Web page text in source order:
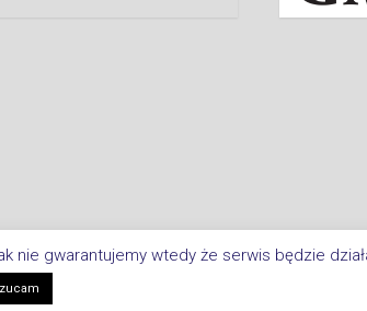
© 2026 Biblioteka Miejska Im. Jana Kasprowicza W
gwarantujemy wtedy że serwis będzie